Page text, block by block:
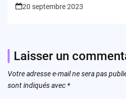
20 septembre 2023
Laisser un
Votre adresse e-mail ne sera pas
sont indiqués avec *